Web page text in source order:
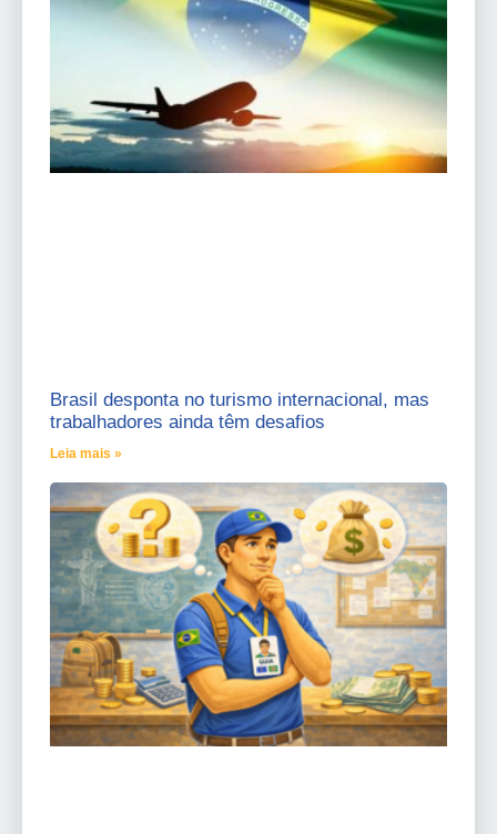
Brasil desponta no turismo internacional, mas
trabalhadores ainda têm desafios
Leia mais »